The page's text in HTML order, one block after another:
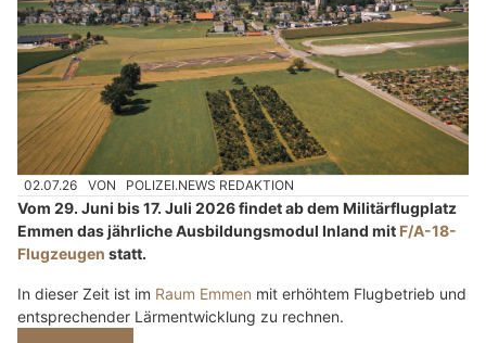
02.07.26 VON POLIZEI.NEWS REDAKTION
Vom 29. Juni bis 17. Juli 2026 findet ab dem Militärflugplatz
Emmen das jährliche Ausbildungsmodul Inland mit F/A-18-
Flugzeugen statt.
In dieser Zeit ist im Raum Emmen mit erhöhtem Flugbetrieb und
entsprechender Lärmentwicklung zu rechnen.